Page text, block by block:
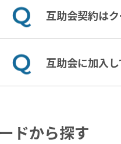
互助会契約は
互助会に加入
ドから探す